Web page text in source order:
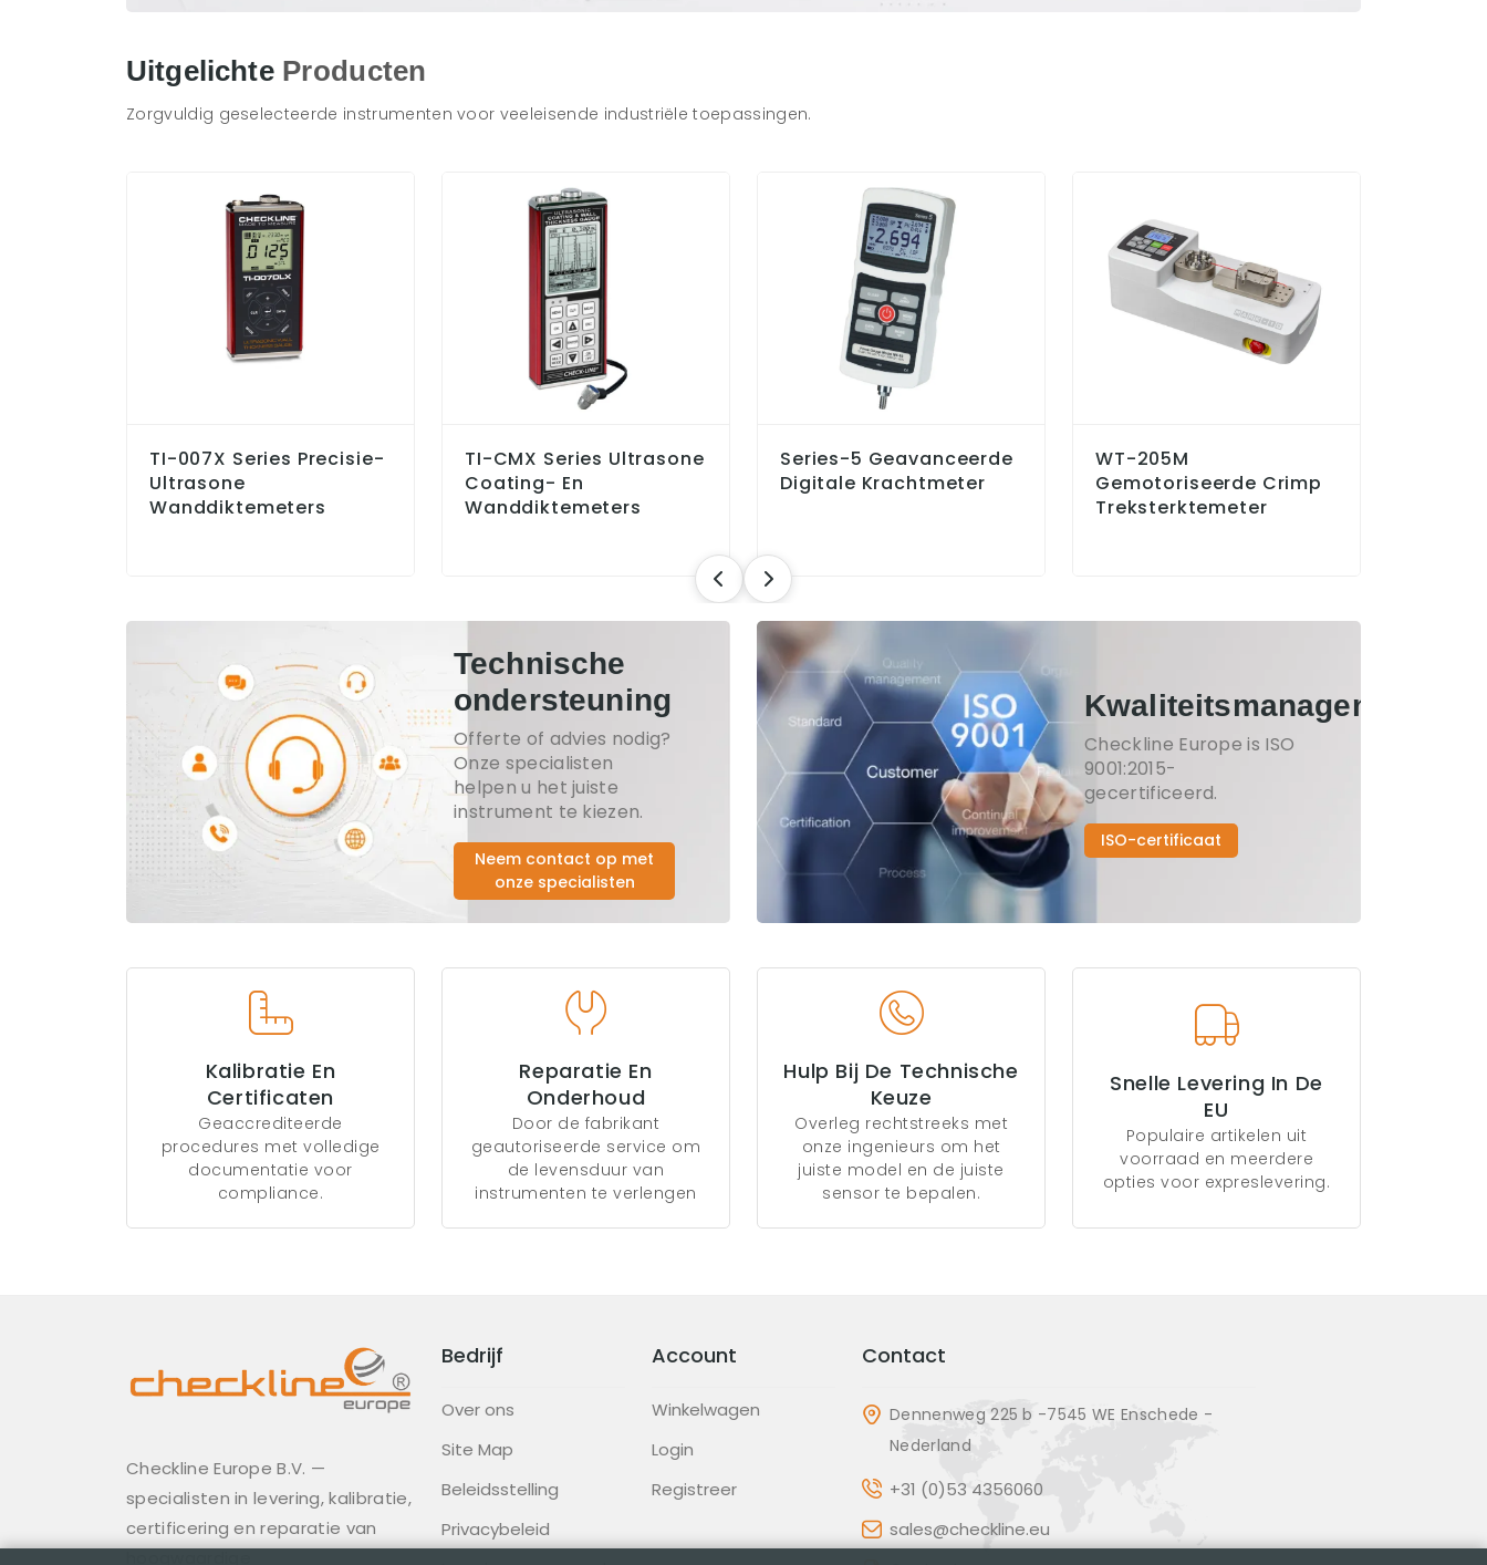
Uitgelichte Producten
Zorgvuldig geselecteerde instrumenten voor veeleisende industriële toepassingen.
TI-007X Series Precisie-
Ultrasone
Wanddiktemeters
TI-CMX Series Ultrasone
Coating- En
Wanddiktemeters
Series-5 Geavanceerde
Digitale Krachtmeter
WT-205M
Gemotoriseerde Crimp
Treksterktemeter
Technische
ondersteuning
Offerte of advies nodig?
Onze specialisten
helpen u het juiste
instrument te kiezen.
Neem contact op met
onze specialisten
Kwaliteitsmanagement
Checkline Europe is ISO
9001:2015-
gecertificeerd.
ISO-certificaat
Kalibratie En
Certificaten
Geaccrediteerde
procedures met volledige
documentatie voor
compliance.
Reparatie En
Onderhoud
Door de fabrikant
geautoriseerde service om
de levensduur van
instrumenten te verlengen
Hulp Bij De Technische
Keuze
Overleg rechtstreeks met
onze ingenieurs om het
juiste model en de juiste
sensor te bepalen.
Snelle Levering In De
EU
Populaire artikelen uit
voorraad en meerdere
opties voor expreslevering.
Checkline Europe B.V. —
specialisten in levering, kalibratie,
certificering en reparatie van
Bedrijf
Over ons
Site Map
Beleidsstelling
Privacybeleid
Account
Winkelwagen
Login
Registreer
Contact
Dennenweg 225 b -7545 WE Enschede -
Nederland
+31 (0)53 4356060
sales@checkline.eu